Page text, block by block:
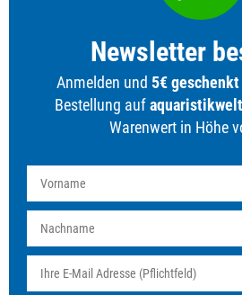
Newsletter
Anmelden und 5€ geschenkt
Bestellung auf
Warenwert in Höhe